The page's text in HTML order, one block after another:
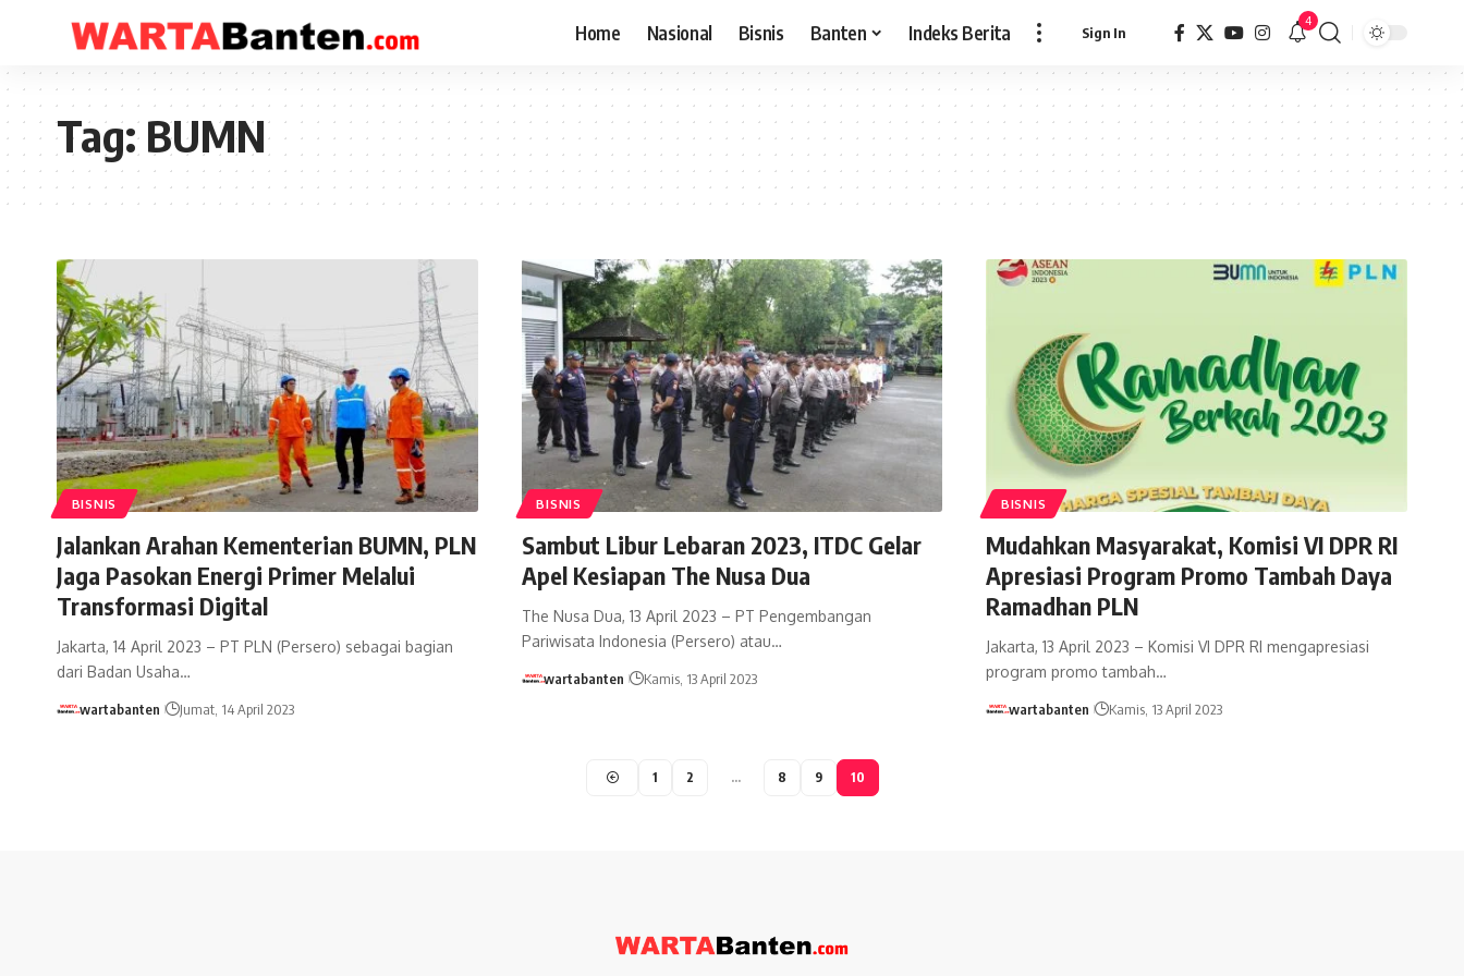
Home Nasional Bisnis Banten Indeks Berita Sign In
4
Tag:BUMN
BISNIS
Jalankan Arahan Kementerian BUMN, PLN
Jaga Pasokan Energi Primer Melalui
Transformasi Digital
Jakarta, 14 April 2023 – PT PLN (Persero) sebagai bagian
dari Badan Usaha…
wartabanten Jumat, 14 April 2023
BISNIS
Sambut Libur Lebaran 2023, ITDC Gelar
Apel Kesiapan The Nusa Dua
The Nusa Dua, 13 April 2023 – PT Pengembangan
Pariwisata Indonesia (Persero) atau…
wartabanten Kamis, 13 April 2023
BISNIS
Mudahkan Masyarakat, Komisi VI DPR RI
Apresiasi Program Promo Tambah Daya
Ramadhan PLN
Jakarta, 13 April 2023 – Komisi VI DPR RI mengapresiasi
program promo tambah…
wartabanten Kamis, 13 April 2023
1 2 … 8 9 10